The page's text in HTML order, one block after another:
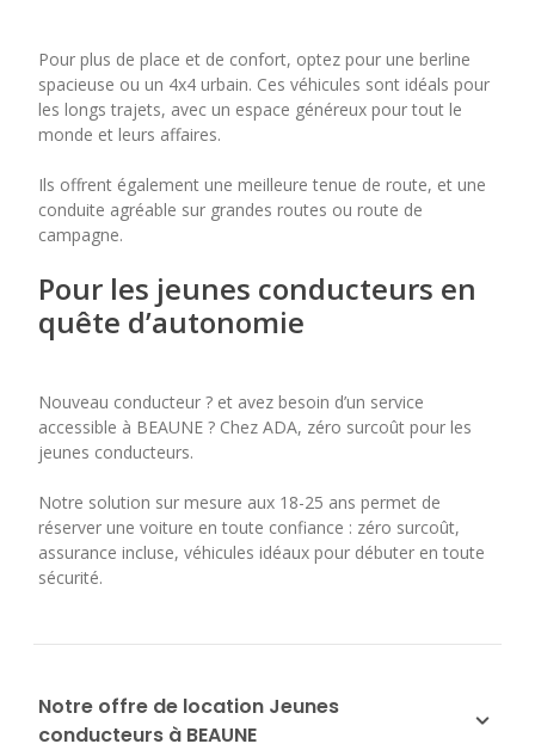
Pour plus de place et de confort, optez pour une berline
spacieuse ou un 4x4 urbain. Ces véhicules sont idéals pour
les longs trajets, avec un espace généreux pour tout le
monde et leurs affaires.
Ils offrent également une meilleure tenue de route, et une
conduite agréable sur grandes routes ou route de
campagne.
Pour les jeunes conducteurs en
quête d’autonomie
Nouveau conducteur ? et avez besoin d’un service
accessible à BEAUNE ? Chez ADA, zéro surcoût pour les
jeunes conducteurs.
Notre solution sur mesure aux 18-25 ans permet de
réserver une voiture en toute confiance : zéro surcoût,
assurance incluse, véhicules idéaux pour débuter en toute
sécurité.
Notre offre de location Jeunes
conducteurs à BEAUNE